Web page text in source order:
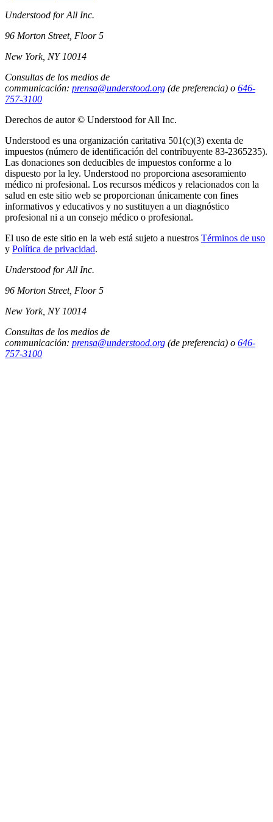
Understood for All Inc.
96 Morton Street, Floor 5
New York, NY 10014
Consultas de los medios de
communicación: prensa@understood.org (de preferencia) o 646-
757-3100
Derechos de autor © Understood for All Inc.
Understood es una organización caritativa 501(c)(3) exenta de
impuestos (número de identificación del contribuyente 83-2365235).
Las donaciones son deducibles de impuestos conforme a lo
dispuesto por la ley. Understood no proporciona asesoramiento
médico ni profesional. Los recursos médicos y relacionados con la
salud en este sitio web se proporcionan únicamente con fines
informativos y educativos y no sustituyen a un diagnóstico
profesional ni a un consejo médico o profesional.
El uso de este sitio en la web está sujeto a nuestros Términos de uso
y Política de privacidad.
Understood for All Inc.
96 Morton Street, Floor 5
New York, NY 10014
Consultas de los medios de
communicación: prensa@understood.org (de preferencia) o 646-
757-3100